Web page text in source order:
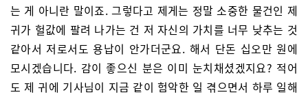
는 게 아니란 말이죠. 그렇다고 제게는 정말 소중한 물건인 제
귀가 헐값에 팔려 나가는 건 저 자신의 가치를 너무 낮추는 것
같아서 저로서도 용납이 안가더군요. 해서 단돈 십오만 원에
모시겠습니다. 감이 좋으신 분은 이미 눈치채셨겠지요? 적어
도 제 귀에 기사님이 지금 같이 험악한 일 겪으면서 하루 일해